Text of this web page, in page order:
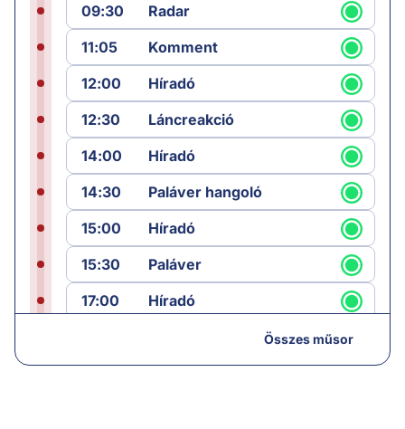
09:30
Radar
11:05
Komment
12:00
Híradó
12:30
Láncreakció
14:00
Híradó
14:30
Paláver hangoló
15:00
Híradó
15:30
Paláver
17:00
Híradó
Összes műsor